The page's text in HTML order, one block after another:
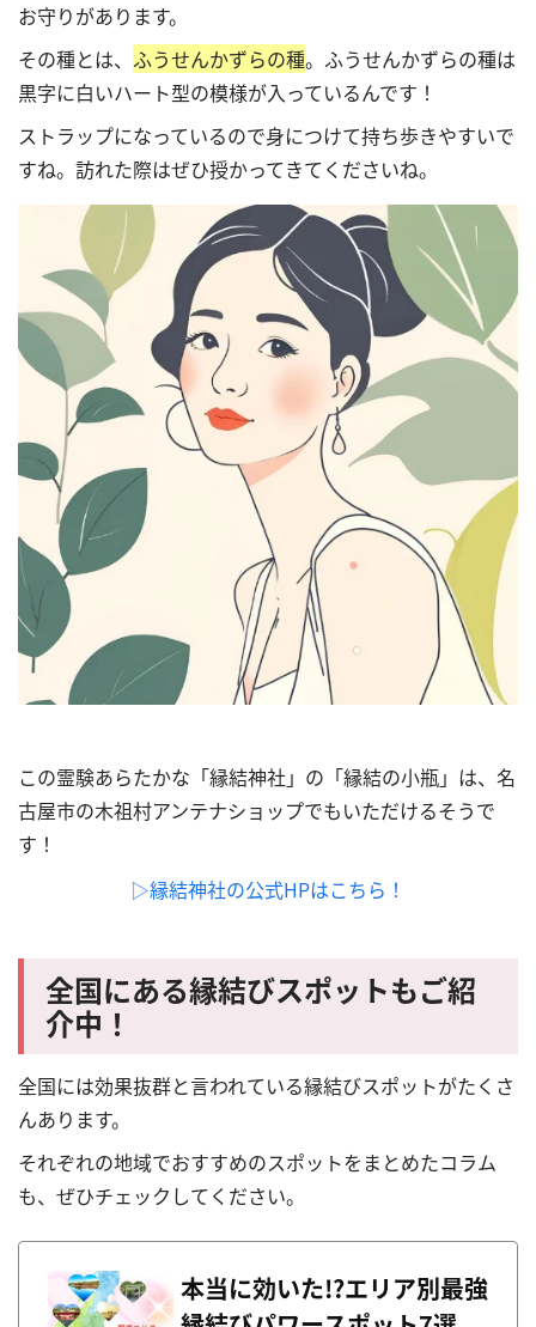
お守りがあります。
その種とは、 ふうせんかずらの種。ふうせんかずらの種は
黒字に白いハート型の模様が入っているんです！
ストラップになっているので身につけて持ち歩きやすいで
すね。訪れた際はぜひ授かってきてくださいね。
この霊験あらたかな「縁結神社」の「縁結の小瓶」は、名
古屋市の木祖村アンテナショップでもいただけるそうで
す！
▷縁結神社の公式HPはこちら！
全国にある縁結びスポットもご紹
介中！
全国には効果抜群と言われている縁結びスポットがたくさ
んあります。
それぞれの地域でおすすめのスポットをまとめたコラム
も、ぜひチェックしてください。
本当に効いた!?エリア別最強